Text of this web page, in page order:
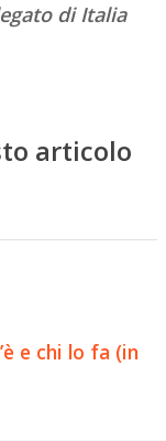
di Italia
articolo
e chi lo fa (in